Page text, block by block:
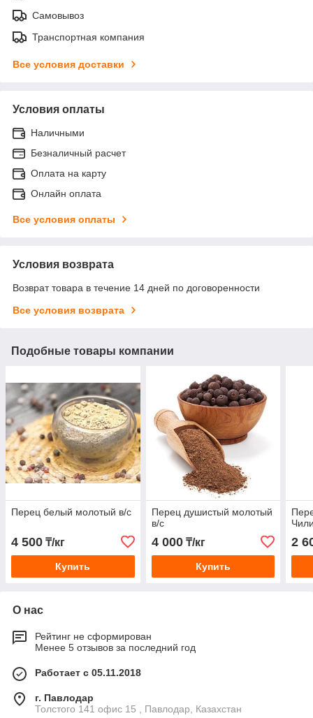
Самовывоз
Транспортная компания
Все условия доставки
Условия оплаты
Наличными
Безналичный расчет
Оплата на карту
Онлайн оплата
Все условия оплаты
Условия возврата
Возврат товара в течение 14 дней по договоренности
Все условия возврата
Подобные товары компании
Перец белый молотый в/с
4 500 ₸/кг
Купить
Перец душистый молотый
в/с
4 000₸/кг
Купить
2
О нас
Рейтинг не сформирован
Менее 5 отзывов за последний год
Работает с 05.11.2018
г. Павлодар
Толстого 141 офис 15 , Павлодар, Казахстан